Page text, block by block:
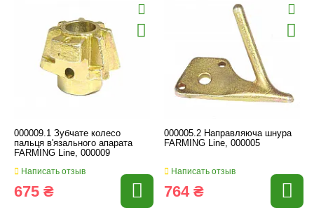
000009.1 Зубчате колесо
пальця в'язального апарата
FARMING Line, 000009
Написать отзыв
675 ₴
000005.2 Направляюча шнура
FARMING Line, 000005
Написать отзыв
764 ₴